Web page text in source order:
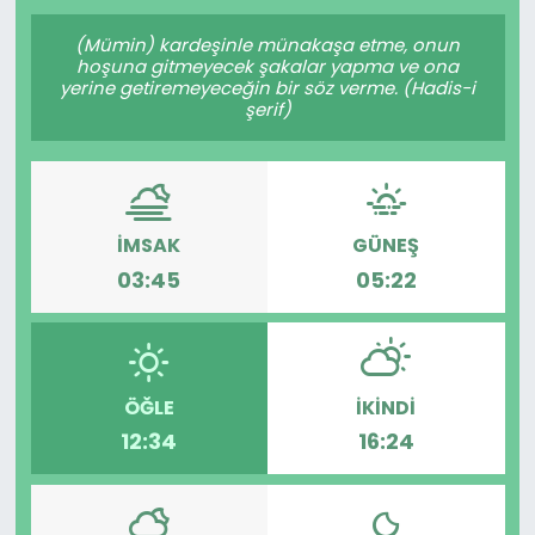
(Mümin) kardeşinle münakaşa etme, onun
hoşuna gitmeyecek şakalar yapma ve ona
yerine getiremeyeceğin bir söz verme. (Hadis-i
şerif)
İMSAK
03:45
GÜNEŞ
05:22
ÖĞLE
12:34
İKINDI
16:24
Gündem
KKTC
KKTC YEREL SEÇİM 2018
Kültür Sanat
Magazin
Nöbetçi Eczaneler
Otomobil Dünyası